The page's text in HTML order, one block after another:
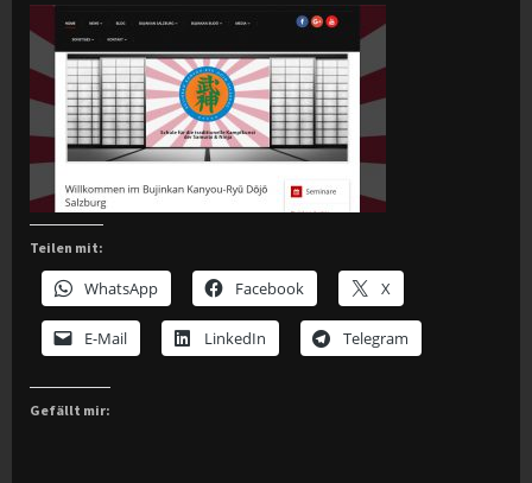
Teilen mit:
WhatsApp Facebook X
E-Mail LinkedIn Telegram
Gefällt mir: